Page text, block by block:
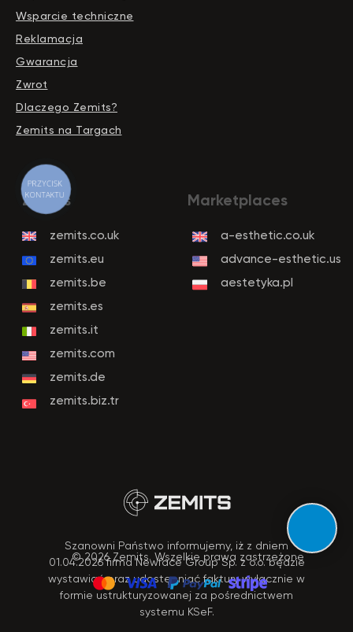
Wsparcie techniczne
Reklamacja
Gwarancja
Zwrot
Dlaczego Zemits?
Zemits na Targach
PRZYCISK
KONTAKTU